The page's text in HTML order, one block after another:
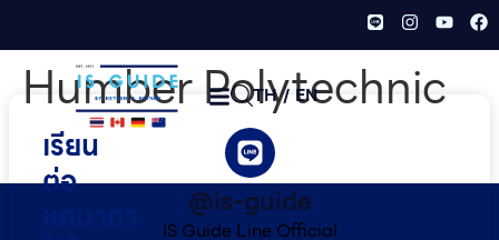
TH / EN
Humber Polytechnic
เรียน
ต่อ
@is-guide
IS Guide Line Official